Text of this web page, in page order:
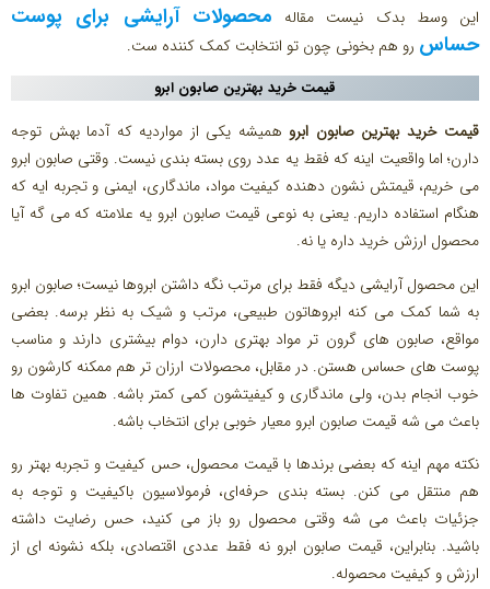
این وسط بدک نیست مقاله محصولات آرایشی برای پوست
حساس رو هم بخونی چون تو انتخابت کمک کننده ست.
قیمت خرید بهترین صابون ابرو
قیمت خرید بهترین صابون ابرو همیشه یکی از مواردیه که آدما بهش توجه
دارن؛ اما واقعیت اینه که فقط یه عدد روی بسته بندی نیست. وقتی صابون ابرو
می خریم، قیمتش نشون دهنده کیفیت مواد، ماندگاری، ایمنی و تجربه ایه که
هنگام استفاده داریم. یعنی به نوعی قیمت صابون ابرو یه علامته که می گه آیا
محصول ارزش خرید داره یا نه.
این محصول آرایشی دیگه فقط برای مرتب نگه داشتن ابروها نیست؛ صابون ابرو
به شما کمک می کنه ابروهاتون طبیعی، مرتب و شیک به نظر برسه. بعضی
مواقع، صابون های گرون تر مواد بهتری دارن، دوام بیشتری دارند و مناسب
پوست های حساس هستن. در مقابل، محصولات ارزان تر هم ممکنه کارشون رو
خوب انجام بدن، ولی ماندگاری و کیفیتشون کمی کمتر باشه. همین تفاوت ها
باعث می شه قیمت صابون ابرو معیار خوبی برای انتخاب باشه.
نکته مهم اینه که بعضی برندها با قیمت محصول، حس کیفیت و تجربه بهتر رو
هم منتقل می کنن. بسته بندی حرفه‌ای، فرمولاسیون باکیفیت و توجه به
جزئیات باعث می شه وقتی محصول رو باز می کنید، حس رضایت داشته
باشید. بنابراین، قیمت صابون ابرو نه فقط عددی اقتصادی، بلکه نشونه ای از
ارزش و کیفیت محصوله.